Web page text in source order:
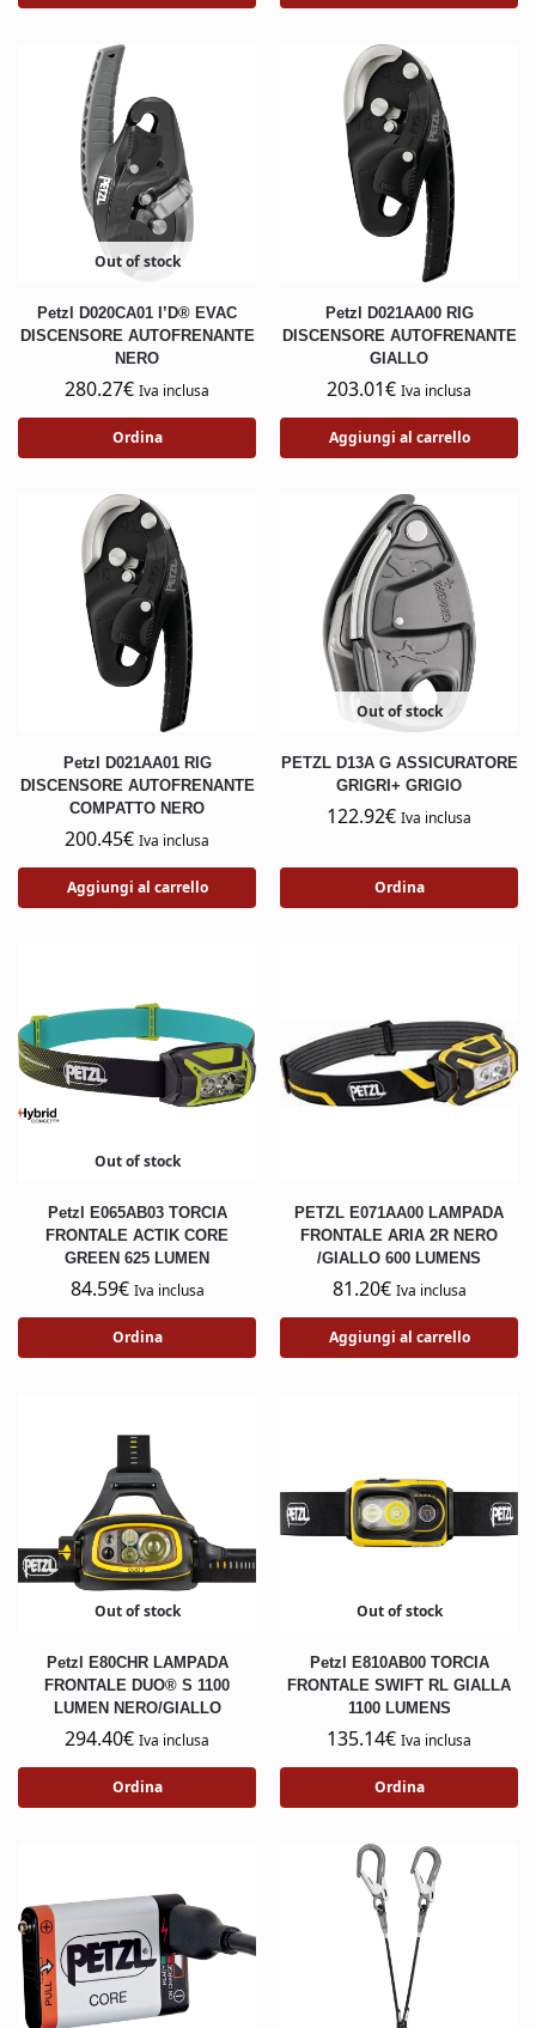
Out of stock
Petzl D020CA01 I’D® EVAC
DISCENSORE AUTOFRENANTE
NERO
280.27€ Iva inclusa
Ordina
Petzl D021AA00 RIG
DISCENSORE AUTOFRENANTE
GIALLO
203.01€ Iva inclusa
Aggiungi al carrello
Petzl D021AA01 RIG
DISCENSORE AUTOFRENANTE
COMPATTO NERO
200.45€ Iva inclusa
Aggiungi al carrello
Out of stock
PETZL D13A G ASSICURATORE
GRIGRI+ GRIGIO
122.92€ Iva inclusa
Ordina
Out of stock
Petzl E065AB03 TORCIA
FRONTALE ACTIK CORE
GREEN 625 LUMEN
84.59€ Iva inclusa
Ordina
PETZL E071AA00 LAMPADA
FRONTALE ARIA 2R NERO
/GIALLO 600 LUMENS
81.20€ Iva inclusa
Aggiungi al carrello
Out of stock
Petzl E80CHR LAMPADA
FRONTALE DUO® S 1100
LUMEN NERO/GIALLO
294.40€ Iva inclusa
Ordina
Out of stock
Petzl E810AB00 TORCIA
FRONTALE SWIFT RL GIALLA
1100 LUMENS
135.14€ Iva inclusa
Ordina